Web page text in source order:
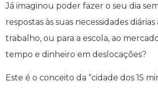
Já imaginou poder fazer o seu dia
respostas às suas necessidades
trabalho, ou para a escola, ao
tempo e dinheiro em deslocações?
Este é o conceito da “cidade dos 15